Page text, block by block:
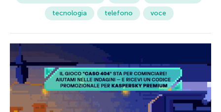
tecnologia
telefono voce